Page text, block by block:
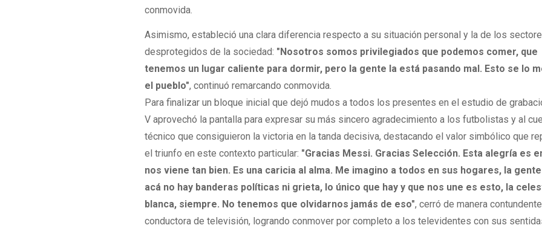
conmovida.
Asimismo, estableció una clara diferencia respecto a su situación personal y la de los
desprotegidos de la sociedad: "Nosotros somos privilegiados que podemos comer, que
tenemos un lugar caliente para dormir, pero la gente la está pasando mal. Esto se lo
el pueblo", continuó remarcando conmovida.
Para finalizar un bloque inicial que dejó mudos a todos los presentes en el estudio de
V aprovechó la pantalla para expresar su más sincero agradecimiento a los futbolistas y al
técnico que consiguieron la victoria en la tanda decisiva, destacando el valor simbólico que
el triunfo en este contexto particular: "Gracias Messi. Gracias Selección. Esta alegría es
nos viene tan bien. Es una caricia al alma. Me imagino a todos en sus hogares, la
acá no hay banderas políticas ni grieta, lo único que hay y que nos une es esto, la
blanca, siempre. No tenemos que olvidarnos jamás de eso", cerró de manera
conductora de televisión, logrando conmover por completo a los televidentes con sus